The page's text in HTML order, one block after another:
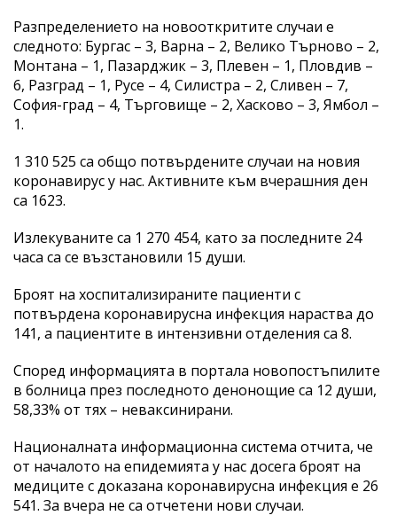
Разпределението на новооткритите случаи е
следното: Бургас – 3, Варна – 2, Велико Търново – 2,
Монтана – 1, Пазарджик – 3, Плевен – 1, Пловдив –
6, Разград – 1, Русе – 4, Силистра – 2, Сливен – 7,
София-град – 4, Търговище – 2, Хасково – 3, Ямбол –
1.
1 310 525 са общо потвърдените случаи на новия
коронавирус у нас. Активните към вчерашния ден
са 1623.
Излекуваните са 1 270 454, като за последните 24
часа са се възстановили 15 души.
Броят на хоспитализираните пациенти с
потвърдена коронавирусна инфекция нараства до
141, а пациентите в интензивни отделения са 8.
Според информацията в портала новопостъпилите
в болница през последното денонощие са 12 души,
58,33% от тях – неваксинирани.
Националната информационна система отчита, че
от началото на епидемията у нас досега броят на
медиците с доказана коронавирусна инфекция е 26
541. За вчера не са отчетени нови случаи.